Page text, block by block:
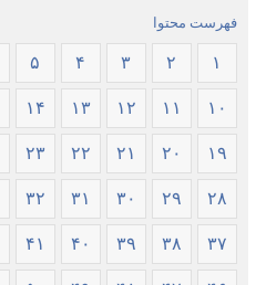
فهرست محتوا
۱ ۲ ۳ ۴ ۵
۱۰ ۱۱ ۱۲ ۱۳ ۱۴
۱۹ ۲۰ ۲۱ ۲۲ ۲۳
۲۸ ۲۹ ۳۰ ۳۱ ۳۲
۳۷ ۳۸ ۳۹ ۴۰ ۴۱